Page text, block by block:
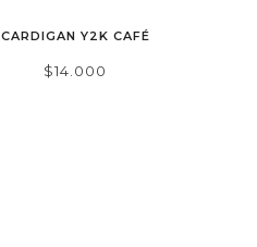
CARDIGAN Y2K CAFÉ
$14.000